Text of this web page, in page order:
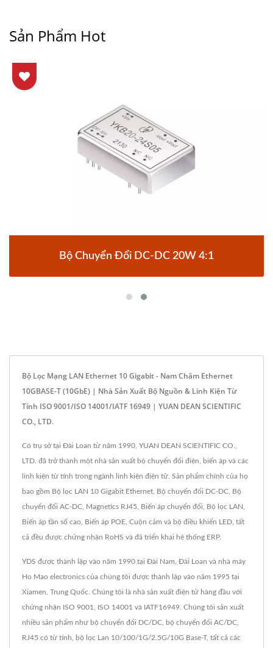
Sản Phẩm Hot
Bộ Chuyển Đổi DC-DC 20W 4:1
Bộ Lọc Mạng LAN Ethernet 10 Gigabit - Nam Châm Ethernet
10GBASE-T (10GbE) | Nhà Sản Xuất Bộ Nguồn & Linh Kiện Từ
Tính ISO 9001/ISO 14001/IATF 16949 | YUAN DEAN SCIENTIFIC
CO., LTD.
Có trụ sở tại Đài Loan từ năm 1990, YUAN DEAN SCIENTIFIC CO.,
LTD. đã trở thành một nhà sản xuất bộ chuyển đổi điện, biến áp và các
linh kiện từ tính trong ngành linh kiện điện tử. Sản phẩm chính của họ
bao gồm Bộ lọc LAN 10 Gigabit Ethernet, Bộ chuyển đổi DC-DC, Bộ
chuyển đổi AC-DC, Magnetics RJ45, Biến áp chuyển đổi, Bộ lọc LAN,
Biến áp tần số cao, Biến áp POE, Cuộn cảm và bộ điều khiển LED, tất
cả đều được chứng nhận RoHS và đã triển khai hệ thống ERP.
YDS được thành lập vào năm 1990 tại Đài Nam, Đài Loan và nhà máy
Ho Mao electronics của chúng tôi được thành lập vào năm 1995 tại
Xiamen, Trung Quốc. Chúng tôi là nhà sản xuất điện tử hàng đầu với
chứng nhận ISO 9001, ISO 14001 và IATF16949. Chúng tôi sản xuất
nhiều sản phẩm như bộ chuyển đổi DC/DC, bộ chuyển đổi AC/DC,
RJ45 có từ tính, bộ lọc Lan 10/100/1G/2.5G/10G Base-T, tất cả các